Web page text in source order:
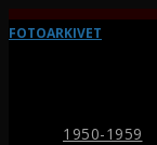
FOTOARKIVET
1950-1959